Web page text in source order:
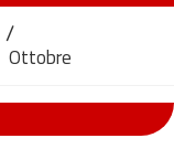
/
Ottobre